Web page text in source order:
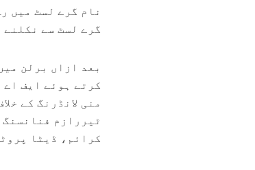
نام گرے لسٹ میں
گرے لسٹ سے نکلنے
بعد ازاں برلن
کرتے ہوئے ایف اے
منی لانڈرنگ کے
ٹیررازم
کرائم، ڈیٹا